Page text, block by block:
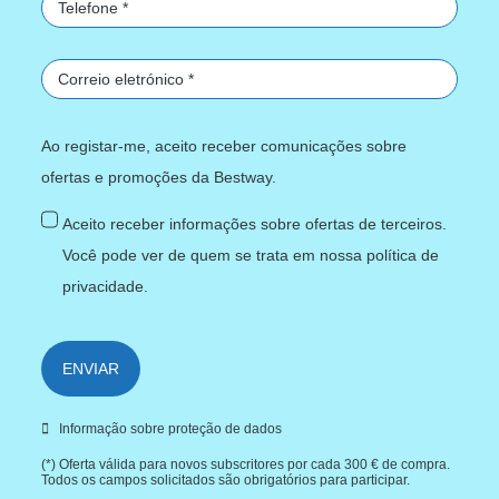
quase automaticamente e aprenderás outros movimentos,
como fazer curvas ou mudar de direção.
que estiveres na água. No entanto, para te preparares para
longos passeios, água em movimento rápido, ou para
praticares o desporto de forma consistente,
treinador profissional durante os teus primeiros meses
ajudar-te-á a dominar a atividade aquática
e a melhorar
constantemente.
Categorias relacionadas da loja
CAIAQUES
INSUFLÁVEIS
DESPORTOS
AQUÁTICOS
Ao registar-me, aceito receber comunicações sobre
ofertas e promoções da Bestway.
Aceito receber informações sobre ofertas de terceiros.
Você pode ver de quem se trata em nossa política de
privacidade.
ENVIAR
Informação sobre proteção de dados
(*) Oferta válida para novos subscritores por cada 300 € de compra.
Todos os campos solicitados são obrigatórios para participar.